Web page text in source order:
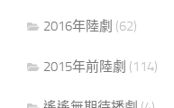
2016年陸劇 (62)
2015年前陸劇 (114)